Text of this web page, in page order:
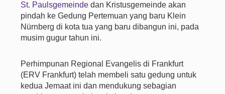
St. Paulsgemeinde dan Kristusgemeinde akan
pindah ke Gedung Pertemuan yang baru Klein
Nürnberg di kota tua yang baru dibangun ini, pada
musim gugur tahun ini.
Perhimpunan Regional Evangelis di Frankfurt
(ERV Frankfurt) telah membeli satu gedung untuk
kedua Jemaat ini dan mendukung sebagian